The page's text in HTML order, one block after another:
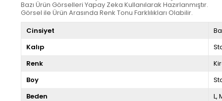
Bazı Ürün Görselleri Yapay Zeka Kullanılarak Hazırlanmıştır.
Görsel ile Ürün Arasında Renk Tonu Farklılıkları Olabilir.
Cinsiyet
Kalıp
Renk
Boy
Beden
L